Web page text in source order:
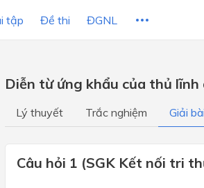
tập Đề thi ĐGNL
Diễn từ ứng khẩu của thủ
Lý thuyết Trắc nghiệm Giải
Câu hỏi 1 (SGK Kết nối tri